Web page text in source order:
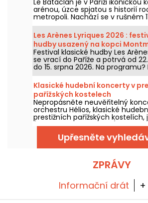
arénou, úzce spjatou s historií
metropoli. Nachází se v rušném
zůstává ikonickým místem
scény.
Les Arènes Lyriques 2026 :
hudby usazený na kopci
Festival klasické hudby Les
se vrací do Paříže a potrvá od
do 15. srpna 2026. Na
než 16 koncertů v Arénách
idylickí prostředí pro poslech
klasik.
Klasické hudební koncerty v
pařížských kostelech
Nepropásněte neuvěřitelný
orchestru Hélios, klasické
prestižních pařížských kostelích,
Église de la Madeleine, Église
des-Prés a Église Saint-Philippe-
do prosince 2026.
Upřesněte
ZPRÁVY
Informační drát